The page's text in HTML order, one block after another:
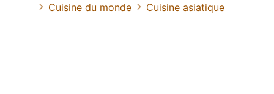
Cuisine du monde
Cuisine asiatique